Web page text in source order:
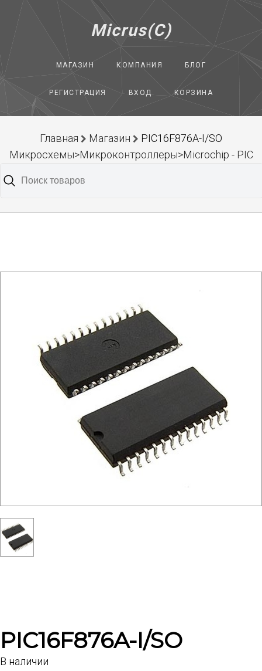
Micrus(C)
МАГАЗИН КОМПАНИЯ БЛОГ
РЕГИСТРАЦИЯ ВХОД КОРЗИНА
Главная Магазин
PIC16F876A-I/SO
Микросхемы>Микроконтроллеры>Microchip - PIC
PIC16F876A-I/SO
В наличии